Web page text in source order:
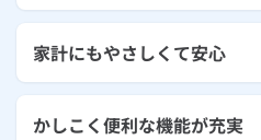
家計にもやさしくて安心
かしこく便利な機能が充実